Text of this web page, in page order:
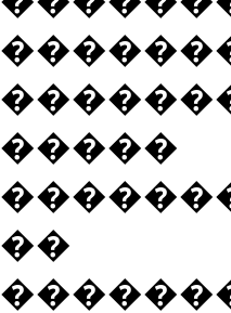
��